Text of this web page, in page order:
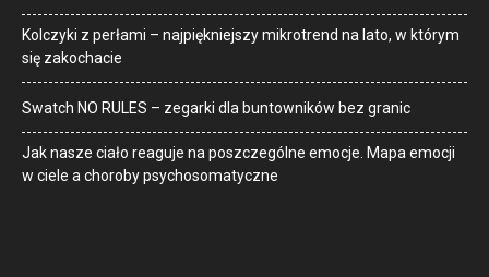
Kolczyki z perłami – najpiękniejszy mikrotrend na lato, w którym
się zakochacie
Swatch NO RULES – zegarki dla buntowników bez granic
Jak nasze ciało reaguje na poszczególne emocje. Mapa emocji
w ciele a choroby psychosomatyczne